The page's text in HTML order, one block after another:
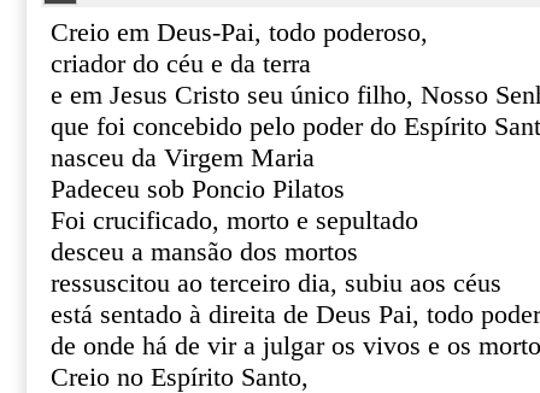
Creio em Deus-Pai, todo poderoso,
criador do céu e da terra
e em Jesus Cristo seu único filho, Nosso
que foi concebido pelo poder do Espírito
nasceu da Virgem Maria
Padeceu sob Poncio Pilatos
Foi crucificado, morto e sepultado
desceu a mansão dos mortos
ressuscitou ao terceiro dia, subiu aos céus
está sentado à direita de Deus Pai, todo
de onde há de vir a julgar os vivos e os
Creio no Espírito Santo,